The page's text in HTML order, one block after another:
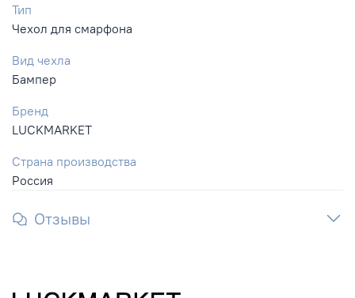
Тип
Чехол для смарфона
Вид чехла
Бампер
Бренд
LUCKMARKET
Страна производства
Россия
Отзывы